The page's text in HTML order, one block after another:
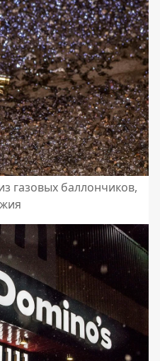
газовых баллончиков,